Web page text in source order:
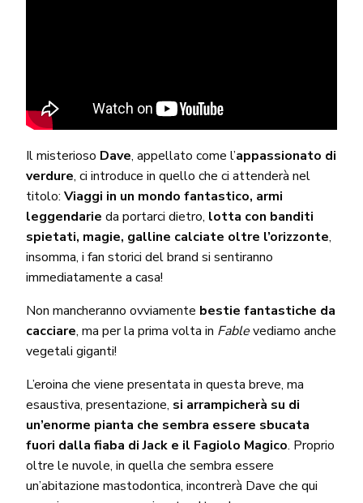
Il misterioso Dave, appellato come l’appassionato di
verdure, ci introduce in quello che ci attenderà nel
titolo: Viaggi in un mondo fantastico, armi
leggendarie da portarci dietro, lotta con banditi
spietati, magie, galline calciate oltre l’orizzonte,
insomma, i fan storici del brand si sentiranno
immediatamente a casa!
Non mancheranno ovviamente bestie fantastiche da
cacciare, ma per la prima volta in Fablevediamo anche
vegetali giganti!
L’eroina che viene presentata in questa breve, ma
esaustiva, presentazione, si arrampicherà su di
un’enorme pianta che sembra essere sbucata
fuori dalla fiaba di Jack e il Fagiolo Magico. Proprio
oltre le nuvole, in quella che sembra essere
un’abitazione mastodontica, incontrerà Dave che qui